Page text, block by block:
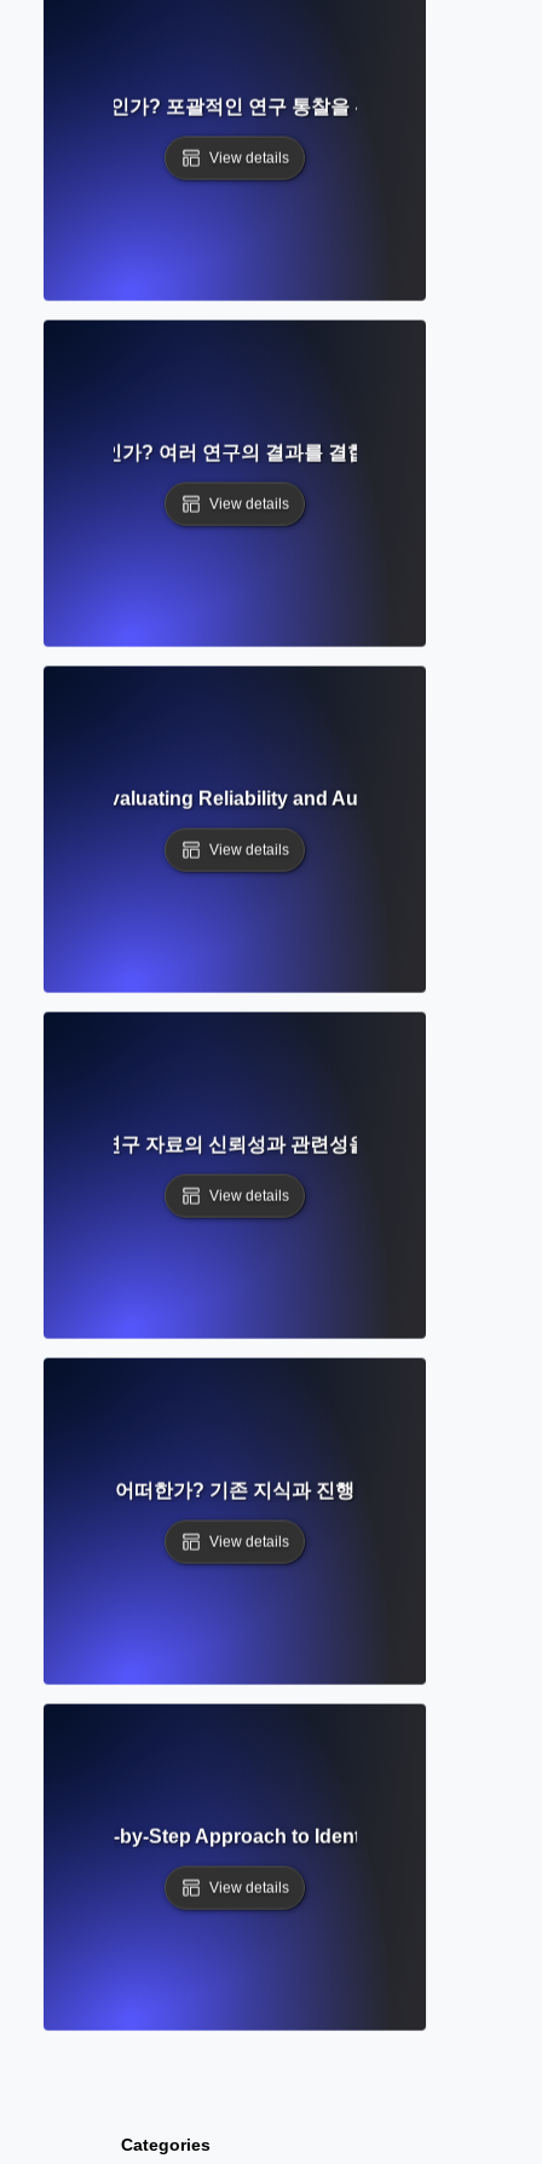
Categories
석이란 무엇인가? 포괄적인 연구 통찰을 위한 여러 연구 결합
View details
이란 무엇인가? 여러 연구의 결과를 결합하는 완벽한 가이드
View details
Evaluating Reliability and Authority in Academic
View details
무엇인가? 연구 자료의 신뢰성과 관련성을 어떻게 평가할 것
View details
구의 상태는 어떠한가? 기존 지식과 진행 중인 연구 이해하기
View details
Step-by-Step Approach to Identifying Patterns in
View details